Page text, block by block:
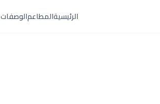
الرئيسيةالمطاعمالوصفات